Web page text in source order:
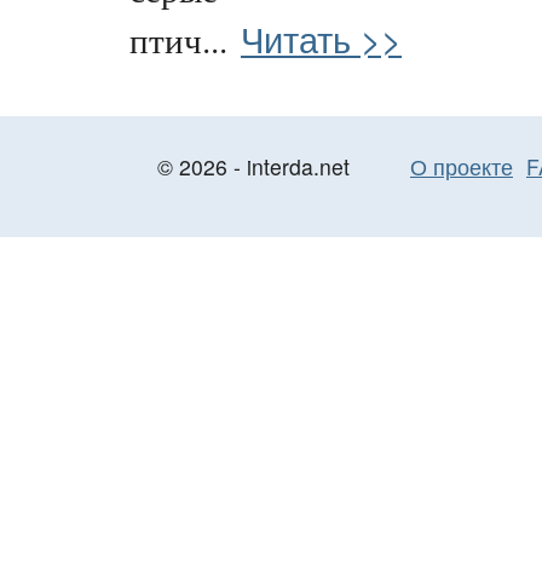
птич... Читать >>
© 2026 - interda.net О проекте